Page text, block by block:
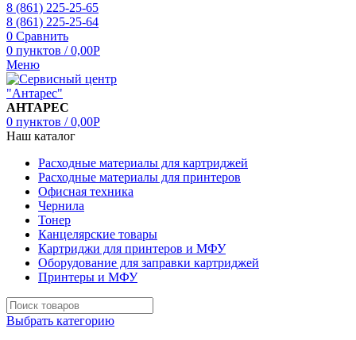
8 (861) 225-25-65
8 (861) 225-25-64
0 Сравнить
0 пунктов / 0,00Р
Меню
АНТАРЕС
0 пунктов / 0,00Р
Наш каталог
Расходные материалы для картриджей
Расходные материалы для принтеров
Офисная техника
Чернила
Тонер
Канцелярские товары
Картриджи для принтеров и МФУ
Оборудование для заправки картриджей
Принтеры и МФУ
Выбрать категорию